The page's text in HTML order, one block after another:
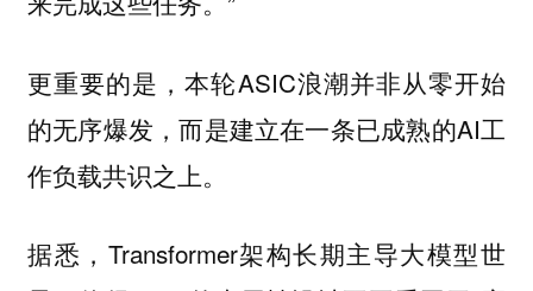
更重要的是，本轮ASIC浪潮并非从零开始
的无序爆发，而是建立在一条已成熟的AI工
作负载共识之上。
据悉，Transformer架构长期主导大模型世